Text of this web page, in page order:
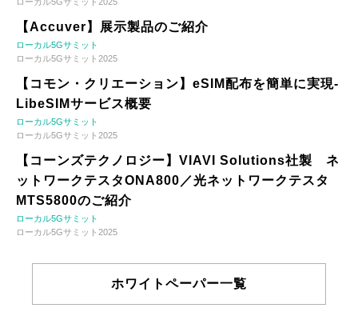
【Accuver】展示製品のご紹介
ローカル5Gサミット
ローカル5Gサミット2025
【コモン・クリエーション】eSIM配布を簡単に実現-
LibeSIMサービス概要
ローカル5Gサミット
ローカル5Gサミット2025
【コーンズテクノロジー】VIAVI Solutions社製 ネ
ットワークテスタONA800／光ネットワークテスタ
MTS5800のご紹介
ローカル5Gサミット
ローカル5Gサミット2025
ホワイトペーパー一覧